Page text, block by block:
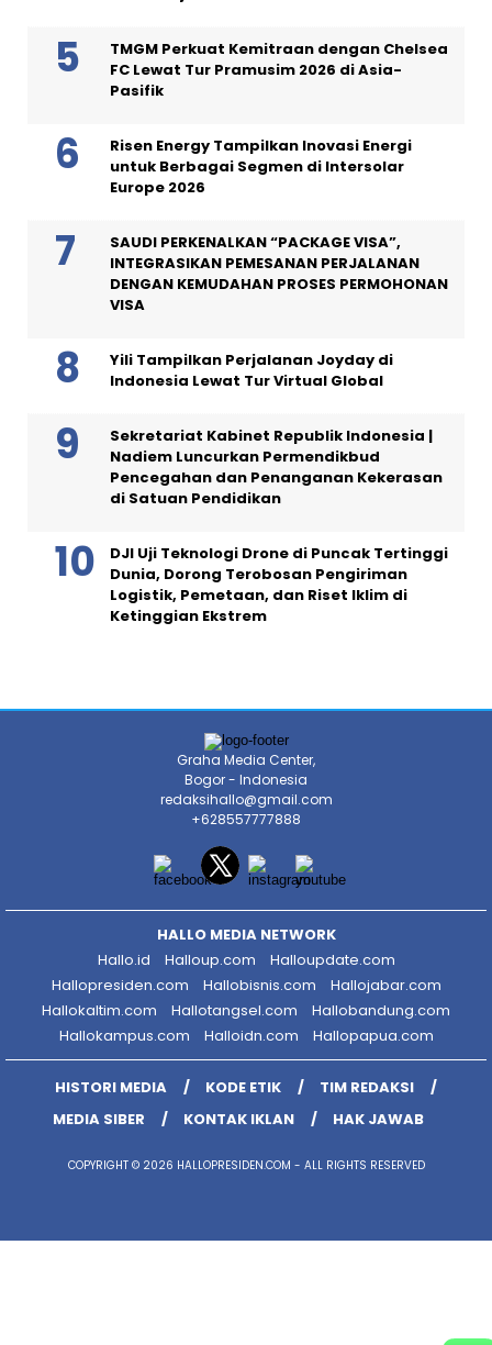
TMGM Perkuat Kemitraan dengan Chelsea
FC Lewat Tur Pramusim 2026 di Asia-
Pasifik
Risen Energy Tampilkan Inovasi Energi
untuk Berbagai Segmen di Intersolar
Europe 2026
SAUDI PERKENALKAN “PACKAGE VISA”,
INTEGRASIKAN PEMESANAN PERJALANAN
DENGAN KEMUDAHAN PROSES PERMOHONAN
VISA
Yili Tampilkan Perjalanan Joyday di
Indonesia Lewat Tur Virtual Global
Sekretariat Kabinet Republik Indonesia |
Nadiem Luncurkan Permendikbud
Pencegahan dan Penanganan Kekerasan
di Satuan Pendidikan
DJI Uji Teknologi Drone di Puncak Tertinggi
Dunia, Dorong Terobosan Pengiriman
Logistik, Pemetaan, dan Riset Iklim di
Ketinggian Ekstrem
Graha Media Center,
Bogor - Indonesia
redaksihallo@gmail.com
+628557777888
HALLO MEDIA NETWORK
Hallo.id
Halloup.com
Halloupdate.com
Hallopresiden.com
Hallobisnis.com
Hallojabar.com
Hallokaltim.com
Hallotangsel.com
Hallobandung.com
Hallokampus.com
Halloidn.com Hallopapua.com
HISTORI MEDIA KODE ETIK
TIM REDAKSI
MEDIA SIBER
KONTAK IKLAN HAK JAWAB
COPYRIGHT © 2026 HALLOPRESIDEN.COM - ALL RIGHTS RESERVED